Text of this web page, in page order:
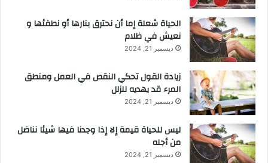
الحياة شعلة إما أن نحترق بنارها أو نطفئها و
نعيش في ظلام
ديسمبر 21, 2024
زيادة القول تحكي النقص في العمل ومنطق
المرء قد يهديه للزلل
ديسمبر 21, 2024
ليس للحياة قيمة إلا إذا وجدنا فيها شيئا نناضل
من أجله
ديسمبر 21, 2024